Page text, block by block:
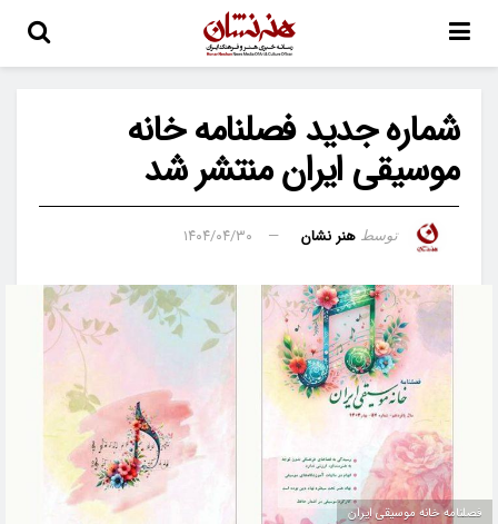
شماره جدید فصلنامه خانه
موسیقی ایران منتشر شد
توسط هنر نشان ۱۴۰۴/۰۴/۳۰
فصلنامه خانه موسیقی ایران